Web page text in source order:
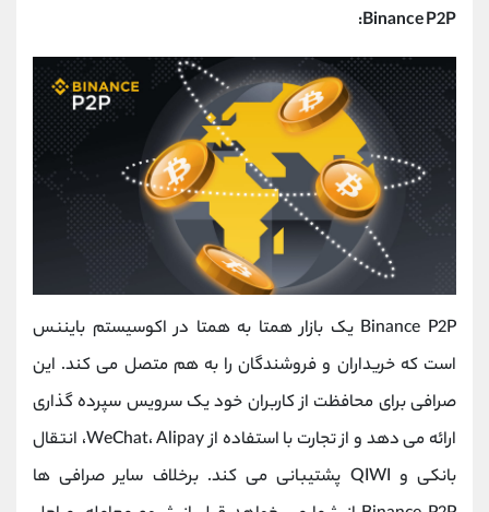
Binance P2P:
Binance P2P یک بازار همتا به همتا در اکوسیستم بایننس
است که خریداران و فروشندگان را به هم متصل می کند. این
صرافی برای محافظت از کاربران خود یک سرویس سپرده گذاری
ارائه می دهد و از تجارت با استفاده از WeChat، Alipay، انتقال
بانکی و QIWI پشتیبانی می کند. برخلاف سایر صرافی ها